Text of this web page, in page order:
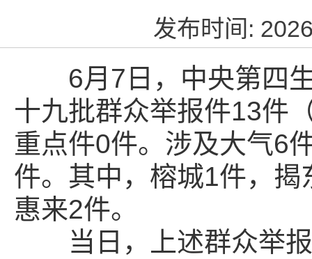
发布时间:
6月7日，中央第四生
十九批群众举报件13件
重点件0件。涉及大气6
件。其中，榕城1件，
惠来2件。
当日，上述群众举报